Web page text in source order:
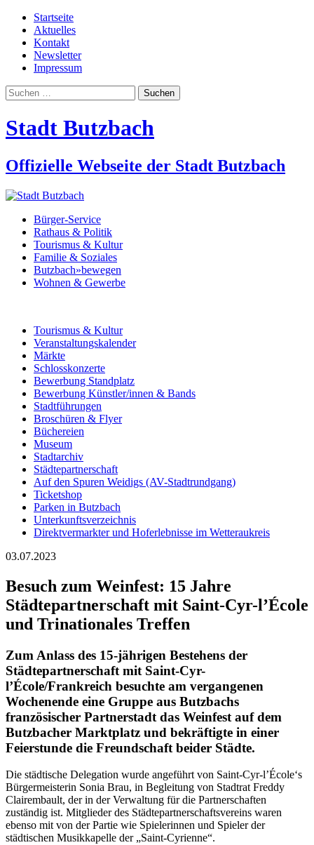
Startseite
Aktuelles
Kontakt
Newsletter
Impressum
Suchen
nach:
Stadt Butzbach
Offizielle Webseite der Stadt Butzbach
Bürger-Service
Rathaus & Politik
Tourismus & Kultur
Familie & Soziales
Butzbach»bewegen
Wohnen & Gewerbe
Tourismus & Kultur
Veranstaltungskalender
Märkte
Schlosskonzerte
Bewerbung Standplatz
Bewerbung Künstler/innen & Bands
Stadtführungen
Broschüren & Flyer
Büchereien
Museum
Stadtarchiv
Städtepartnerschaft
Auf den Spuren Weidigs (AV-Stadtrundgang)
Ticketshop
Parken in Butzbach
Unterkunftsverzeichnis
Direktvermarkter und Hoferlebnisse im Wetteraukreis
03.07.2023
Besuch zum Weinfest: 15 Jahre
Städtepartnerschaft mit Saint-Cyr-l’École
und Trinationales Treffen
Zum Anlass des 15-jährigen Bestehens der
Städtepartnerschaft mit Saint-Cyr-
l’École/Frankreich besuchte am vergangenen
Wochenende eine Gruppe aus Butzbachs
französischer Partnerstadt das Weinfest auf dem
Butzbacher Marktplatz und bekräftigte in einer
Feierstunde die Freundschaft beider Städte.
Die städtische Delegation wurde angeführt von Saint-Cyr-l’École‘s
Bürgermeisterin Sonia Brau, in Begleitung von Stadtrat Freddy
Clairembault, der in der Verwaltung für die Partnerschaften
zuständig ist. Mitglieder des Städtepartnerschaftsvereins waren
ebenso mit von der Partie wie Spielerinnen und Spieler der
städtischen Musikkapelle der „Saint-Cyrienne“.